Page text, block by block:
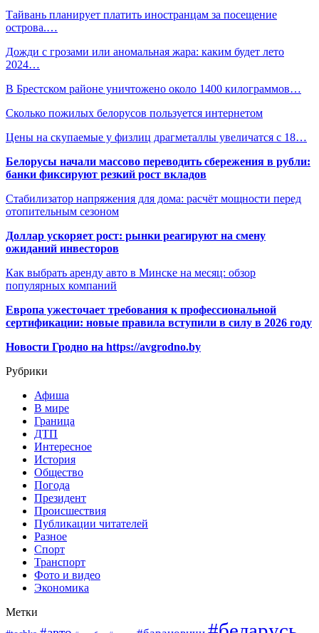
Тайвань планирует платить иностранцам за посещение
острова.…
Дожди с грозами или аномальная жара: каким будет лето
2024…
В Брестском районе уничтожено около 1400 килограммов…
Сколько пожилых белорусов пользуется интернетом
Цены на скупаемые у физлиц драгметаллы увеличатся с 18…
Белорусы начали массово переводить сбережения в рубли:
банки фиксируют резкий рост вкладов
Стабилизатор напряжения для дома: расчёт мощности перед
отопительным сезоном
Доллар ускоряет рост: рынки реагируют на смену
ожиданий инвесторов
Как выбрать аренду авто в Минске на месяц: обзор
популярных компаний
Европа ужесточает требования к профессиональной
сертификации: новые правила вступили в силу в 2026 году
Новости Гродно на https://avgrodno.by
Рубрики
Афиша
В мире
Граница
ДТП
Интересное
История
Общество
Погода
Президент
Происшествия
Публикации читателей
Разное
Спорт
Транспорт
Фото и видео
Экономика
Метки